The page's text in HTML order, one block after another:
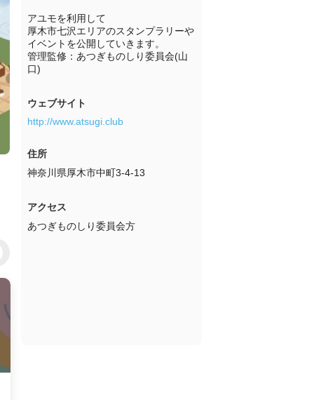
アユモを利用して
厚木市七沢エリアのスタンプラリーや
イベントを公開していきます。
管理監修：あつぎものしり委員会(山
口)
ウェブサイト
http://www.atsugi.club
住所
神奈川県厚木市中町3-4-13
アクセス
あつぎものしり委員会方